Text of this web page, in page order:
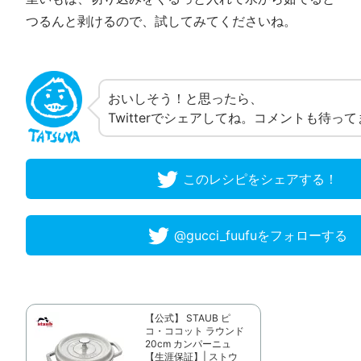
つるんと剥けるので、試してみてくださいね。
おいしそう！と思ったら、
Twitterでシェアしてね。コメントも待って
このレシピをシェアする！
@gucci_fuufuをフォローする
【公式】 STAUB ピ
コ・ココット ラウンド
20cm カンパーニュ
【生涯保証】| ストウ